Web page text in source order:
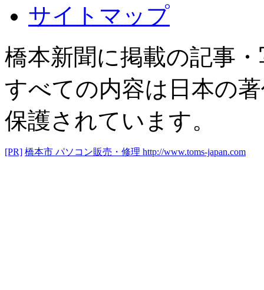
サイトマップ
橋本新聞に掲載の記事
すべての内容は日本の
保護されています。
[PR] 橋本市 パソコン販売・修理 http://www.toms-japan.com